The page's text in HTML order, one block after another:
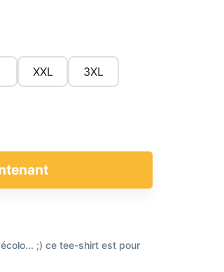
XXL 3XL
;) ce tee-shirt est pour